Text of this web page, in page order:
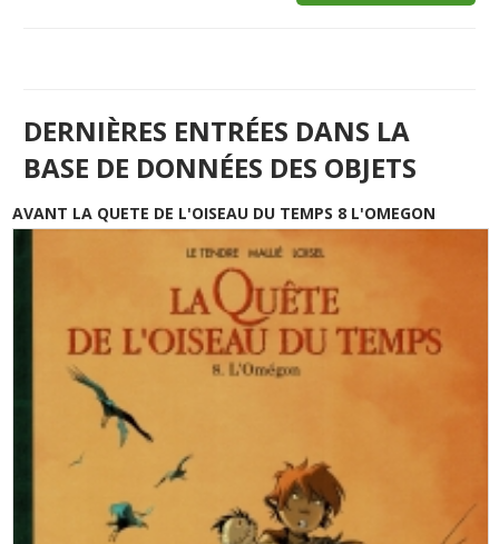
DERNIÈRES ENTRÉES DANS LA
BASE DE DONNÉES DES OBJETS
AVANT LA QUETE DE L'OISEAU DU TEMPS 8 L'OMEGON